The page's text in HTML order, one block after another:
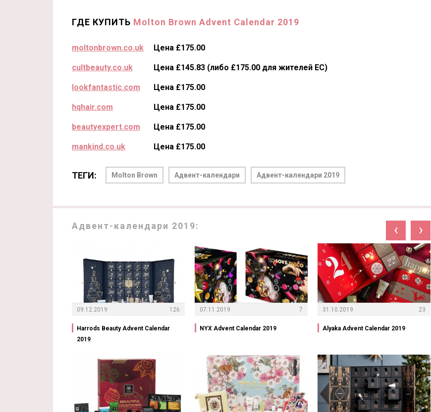
ГДЕ КУПИТЬ Molton Brown Advent Calendar 2019
moltonbrown.co.uk Цена £175.00
cultbeauty.co.uk Цена £145.83 (либо £175.00 для жителей ЕС)
lookfantastic.com Цена £175.00
hqhair.com Цена £175.00
beautyexpert.com Цена £175.00
mankind.co.uk Цена £175.00
ТЕГИ: Molton Brown Адвент-календари Адвент-календари 2019
Адвент-календари 2019: ‹ ›
09.12.2019 126
Harrods Beauty Advent Calendar
2019
07.11.2019 7
NYX Advent Calendar 2019
31.10.2019 23
Alyaka Advent Calendar 2019